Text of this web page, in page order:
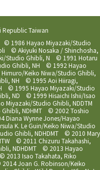
Taiwan
1986 Hayao Miyazaki/Studio
© Akiyuki Nosaka / Shinchosha,
Studio Ghibli, N © 1991 Hotaru
Ghibli, NH © 1992 Hayao
Keiko Niwa/Studio Ghibli,
NH © 1995 Aoi Hiiragi,
© 1995 Hayao Miyazaki/Studio
ND © 1999 Hisaichi Ishii/Isao
Miyazaki/Studio Ghibli, NDDTM
NDHMT © 2002 Toshio
Wynne Jones/Hayao
K. Le Guin/Keiko Niwa/Studio
Ghibli, NDHDMT © 2010 Mary
© 2011 Chizuru Takahashi,
NDHDMT © 2013 Hayao
2013 Isao Takahata, Riko
Joan G. Robinson/Keiko